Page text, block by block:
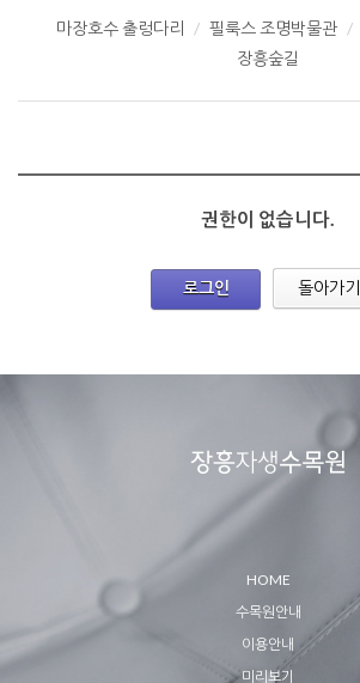
마장호수 출렁다리 필룩스 조명박물관
장흥숲길
권한이 없습니다.
로그인 돌아가기
HOME
수목원안내
이용안내
미리보기